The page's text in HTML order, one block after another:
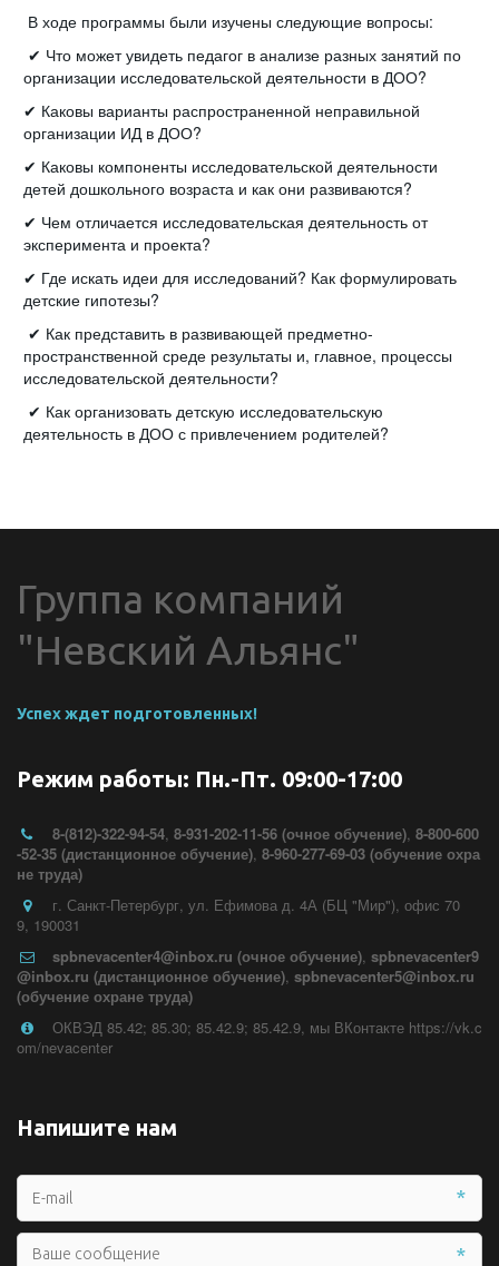
В ходе программы были изучены следующие вопросы:
✔ Что может увидеть педагог в анализе разных занятий по
организации исследовательской деятельности в ДОО?
✔ Каковы варианты распространенной неправильной
организации ИД в ДОО?
✔ Каковы компоненты исследовательской деятельности
детей дошкольного возраста и как они развиваются?
✔ Чем отличается исследовательская деятельность от
эксперимента и проекта?
✔ Где искать идеи для исследований? Как формулировать
детские гипотезы?
✔ Как представить в развивающей предметно-
пространственной среде результаты и, главное, процессы
исследовательской деятельности?
✔ Как организовать детскую исследовательскую
деятельность в ДОО с привлечением родителей?
Группа компаний
"Невский Альянс"
Успех ждет подготовленных!
Режим работы: Пн.-Пт. 09:00-17:00
8-(812)-322-94-54, 8-931-202-11-56 (очное обучение), 8-800-600
-52-35 (дистанционное обучение), 8-960-277-69-03 (обучение охра
не труда)
г. Санкт-Петербург, ул. Ефимова д. 4А (БЦ "Мир"), офис 70
9, 190031
spbnevacenter4@inbox.ru (очное обучение), spbnevacenter9
@inbox.ru (дистанционное обучение), spbnevacenter5@inbox.ru
(обучение охране труда)
ОКВЭД 85.42; 85.30; 85.42.9; 85.42.9, мы ВКонтакте https://vk.c
om/nevacenter
Напишите нам
*
*